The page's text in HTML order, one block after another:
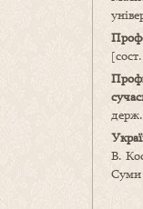
В.
Суми